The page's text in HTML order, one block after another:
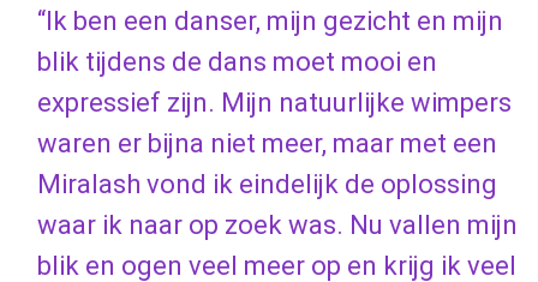
“Ik ben een danser, mijn gezicht en mijn
blik tijdens de dans moet mooi en
expressief zijn. Mijn natuurlijke wimpers
waren er bijna niet meer, maar met een
Miralash vond ik eindelijk de oplossing
waar ik naar op zoek was. Nu vallen mijn
blik en ogen veel meer op en krijg ik veel